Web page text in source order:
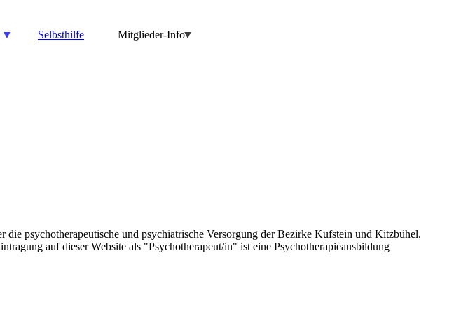
Selbsthilfe Mitglieder-Info
psychotherapeutische und psychiatrische Versorgung der Bezirke Kufstein und Kitzbühel.
auf dieser Website als "Psychotherapeut/in" ist eine Psychotherapieausbildung